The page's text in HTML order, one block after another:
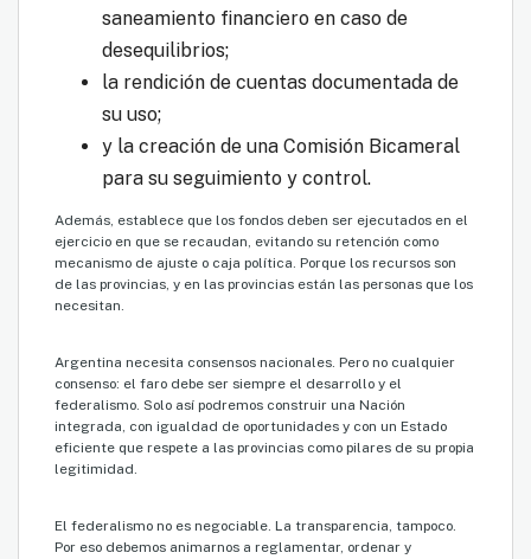
saneamiento financiero en caso de
desequilibrios;
la rendición de cuentas documentada de
su uso;
y la creación de una Comisión Bicameral
para su seguimiento y control.
Además, establece que los fondos deben ser ejecutados en el
ejercicio en que se recaudan, evitando su retención como
mecanismo de ajuste o caja política. Porque los recursos son
de las provincias, y en las provincias están las personas que los
necesitan.
Argentina necesita consensos nacionales. Pero no cualquier
consenso: el faro debe ser siempre el desarrollo y el
federalismo. Solo así podremos construir una Nación
integrada, con igualdad de oportunidades y con un Estado
eficiente que respete a las provincias como pilares de su propia
legitimidad.
El federalismo no es negociable. La transparencia, tampoco.
Por eso debemos animarnos a reglamentar, ordenar y